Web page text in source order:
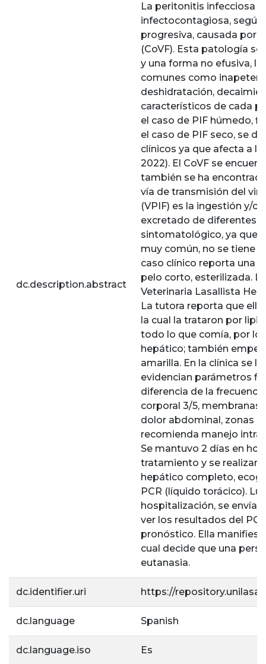
dc.description.abstract
La peritonitis infecciosa
infectocontagiosa, según
progresiva, causada por
(CoVF). Esta patología
y una forma no efusiva,
comunes como
deshidratación,
característicos de cada
el caso de PIF húmedo,
el caso de PIF seco, se
clínicos ya que afecta a
2022). El CoVF se
también se ha
vía de transmisión del
(VPIF) es la ingestión y/o
excretado de diferentes
sintomatológico, ya que,
muy común, no se tiene
caso clínico reporta una
pelo corto, esterilizada.
Veterinaria Lasallista
La tutora reporta que
la cual la trataron por
todo lo que comía, por lo
hepático; también
amarilla. En la clínica se
evidencian parámetros
diferencia de la
corporal 3/5, membranas
dolor abdominal, zonas
recomienda manejo
Se mantuvo 2 días en
tratamiento y se realizan
hepático completo,
PCR (líquido torácico).
hospitalización, se envía
ver los resultados del
pronóstico. Ella
cual decide que una
eutanasia.
dc.identifier.uri https://
dc.language Spanish
dc.language.iso Es